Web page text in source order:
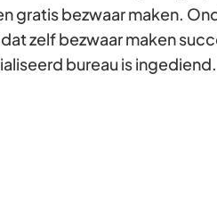
gratis bezwaar maken.
zelf bezwaar maken
bureau is ingediend.